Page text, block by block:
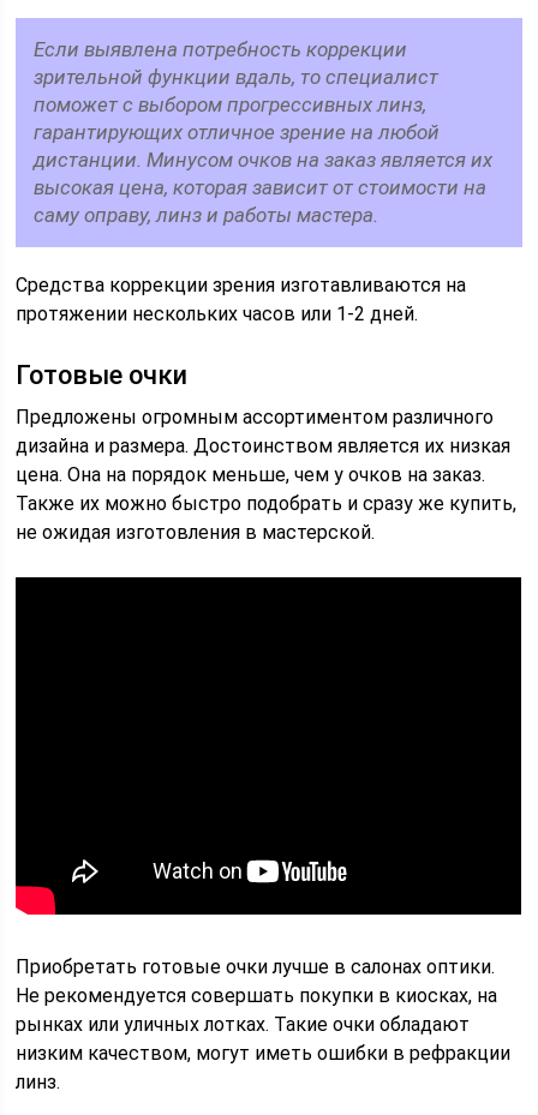
Если выявлена потребность коррекции
зрительной функции вдаль, то специалист
поможет с выбором прогрессивных линз,
гарантирующих отличное зрение на любой
дистанции. Минусом очков на заказ является их
высокая цена, которая зависит от стоимости на
саму оправу, линз и работы мастера.
Средства коррекции зрения изготавливаются на
протяжении нескольких часов или 1-2 дней.
Готовые очки
Предложены огромным ассортиментом различного
дизайна и размера. Достоинством является их низкая
цена. Она на порядок меньше, чем у очков на заказ.
Также их можно быстро подобрать и сразу же купить,
не ожидая изготовления в мастерской.
Приобретать готовые очки лучше в салонах оптики.
Не рекомендуется совершать покупки в киосках, на
рынках или уличных лотках. Такие очки обладают
низким качеством, могут иметь ошибки в рефракции
линз.